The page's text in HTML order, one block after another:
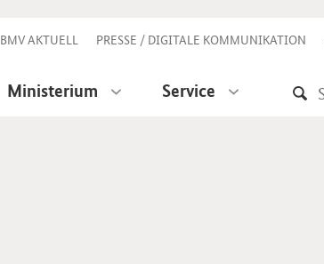
BMV AKTUELL PRESSE / DIGITALE KOMMUNIKATION
Ministerium Service